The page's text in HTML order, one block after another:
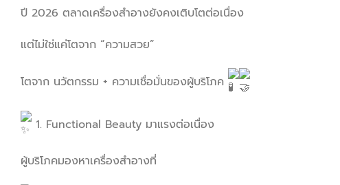
ปี 2026 ตลาดเครื่องสำอางยังคงเติบโตต่อเนื่อง
แต่ไม่ใช่แค่โตจาก “ความสวย”
โตจาก นวัตกรรม + ความเชื่อมั่นของผู้บริโภค
1. Functional Beauty มาแรงต่อเนื่อง
ผู้บริโภคมองหาเครื่องสำอางที่